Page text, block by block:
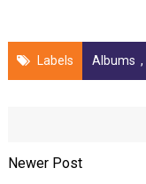
Labels Albums ,
Newer Post